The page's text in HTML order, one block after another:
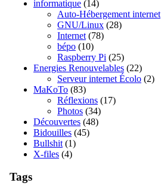
informatique (14)
Auto-Hébergement internet
GNU/Linux (28)
Internet (78)
bépo (10)
Raspberry Pi (25)
Energies Renouvelables (22)
Serveur internet Écolo (2)
MaKoTo (83)
Réflexions (17)
Photos (34)
Découvertes (48)
Bidouilles (45)
Bullshit (1)
X-files (4)
Tags